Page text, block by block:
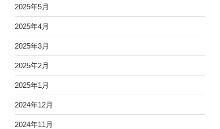
2025年5月
2025年4月
2025年3月
2025年2月
2025年1月
2024年12月
2024年11月